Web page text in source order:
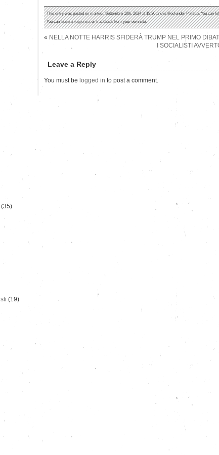
This entry was posted on martedì, Settembre 10th, 2024 at 19:30 and is filed underPolitica. You can
You canleave a response, ortrackbackfrom your own site.
« NELLA NOTTE HARRIS SFIDERÀ TRUMP NEL PRIMO
I SOCIALISTI
Leave a Reply
You must be logged in to post a comment.
(35)
(19)